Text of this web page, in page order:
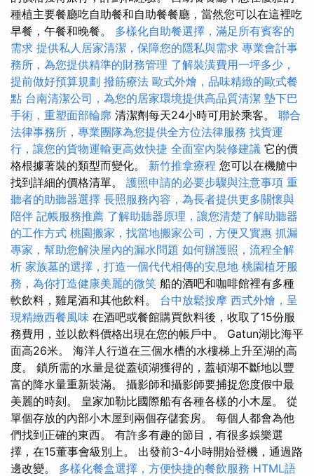
種植主要餐廳吃自助餐和自助餐餐廳，當然您可以在這裡吃
早餐，午餐和晚餐。 多樣化自助餐選擇，滿足所有賓客的
需求 提供私人居家清潔，保障您的隱私與需求 專業會計事
務所，為您提供精準的財務管理 了解裝潢費用一坪多少，
提前做好預算規劃 撥筋療法 歐式外燴，品味精緻的歐式餐
點 台南清潔公司，為您的居家環境提供高品質清潔 墊下巴
手術，重塑面部輪廓 清潔劑每天24小時可用於乘客。 聯合
法律事務所，專業團隊為您提供全方位法律服務 找貨運
行，讓您的貨物運輸更高效快捷 全面室內裝修建議 它的價
格根據著裝的類型而變化。 新竹推拿療程 您可以在機艙中
找到詳細的價格清單。 護照申請的必要步驟與注意事項 重
聽者的助聽器選擇 長照服務內容，為長者提供更多關懷與
陪伴 記帳服務推薦 了解助聽器原理，讓您清楚了解助聽器
的工作方式 桃園搬家，找當地搬家公司，方便又實惠 抓漏
專家，幫助您解決屋內的漏水問題 如何辦護照，流程全解
析 家族墓的選擇，打造一個代代相傳的安息地 桃園植牙服
務，為你打造健康美麗的微笑 船的酒吧和咖啡館裡有多種
軟飲料，雞尾酒和其他飲料。 台中放鬆按摩 西式外燴，呈
現精緻西餐風味 在酒吧或餐館購買飲料後，收取了15份服
務費用，並以飲料價格出現在您的帳戶中。 Gatun湖比海平
面高26米。 海洋人行道在三個水槽的水樓梯上升至湖的高
度。 鎖所需的水量是從蓋頓湖獲得的，蓋頓湖不斷地以豐
富的降水量重新裝滿。 攝影師和攝影師要捕捉您度假中最
美麗的時刻。 皇家加勒比國際船有各種各樣的小木屋。 從
單個存放的內部小木屋到兩個存儲套房。 每個人都會為他
們找到正確的東西。 有許多有趣的節目，有很多娛樂選
擇，在15董事會級別上。 出發前3-4小時開始登機，通過路
邊改變。 多樣化餐盒選擇，方便快捷的餐飲服務 HTML語